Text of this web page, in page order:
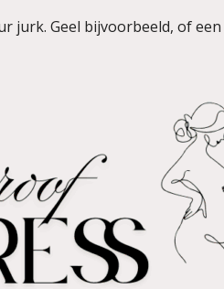
jurk. Geel bijvoorbeeld, of een